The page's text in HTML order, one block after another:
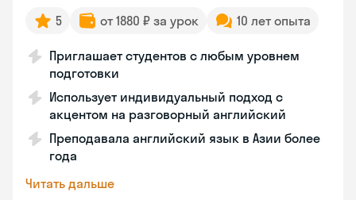
5 от 1880 ₽ за урок 10 лет опыта
Приглашает студентов с любым уровнем
подготовки
Использует индивидуальный подход с
акцентом на разговорный английский
Преподавала английский язык в Азии более
года
Читать дальше